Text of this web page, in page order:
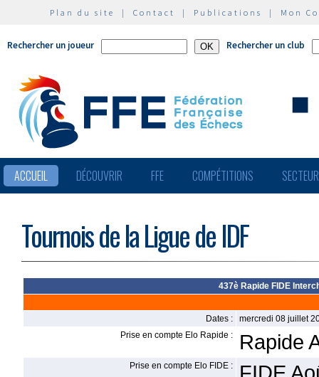
Plan du site | Contact | Publications | Mon
Rechercher un joueur Rechercher un club
ACCUEIL DÉCOUVRIR FFE COMPÉTITIONS
Tournois de la Ligue de IDF
437è Rapide FIDE
Dates :
mercredi 08 juillet
Prise en compte Elo Rapide :
Rapide
Prise en compte Elo FIDE :